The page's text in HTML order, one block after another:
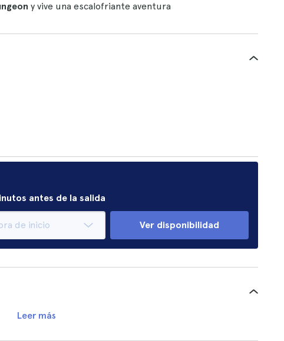
y vive una escalofriante aventura
antes de la salida
Ver disponibilidad
Leer más